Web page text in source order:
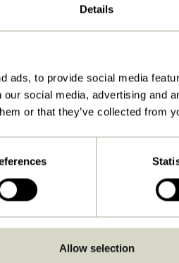
Details
ads, to provide social media
social media, advertising and
or that they’ve collected from
Allow selection
Natur, Rød
42x27xh10cm
Se vejledning
Indendørs